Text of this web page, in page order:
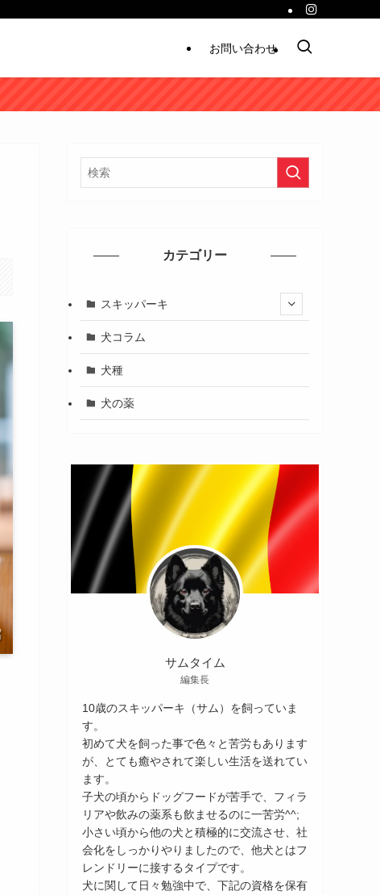
お問い合わせ
カテゴリー
スキッパーキ
犬コラム
犬種
犬の薬
サムタイム
編集長
10歳のスキッパーキ（サム）を飼っていま
す。
初めて犬を飼った事で色々と苦労もあります
が、とても癒やされて楽しい生活を送れてい
ます。
子犬の頃からドッグフードが苦手で、フィラ
リアや飲みの薬系も飲ませるのに一苦労^^;
小さい頃から他の犬と積極的に交流させ、社
会化をしっかりやりましたので、他犬とはフ
レンドリーに接するタイプです。
犬に関して日々勉強中で、下記の資格を保有